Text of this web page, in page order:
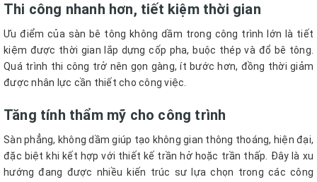
Thi công nhanh hơn, tiết kiệm thời gian
Ưu điểm của sàn bê tông không dầm trong công trình lớn là tiết
kiệm được thời gian lắp dựng cốp pha, buộc thép và đổ bê tông.
Quá trình thi công trở nên gọn gàng, ít bước hơn, đồng thời giảm
được nhân lực cần thiết cho công việc.
Tăng tính thẩm mỹ cho công trình
Sàn phẳng, không dầm giúp tạo không gian thông thoáng, hiện đại,
đặc biệt khi kết hợp với thiết kế trần hở hoặc trần thấp. Đây là xu
hướng đang được nhiều kiến trúc sư lựa chọn trong các công